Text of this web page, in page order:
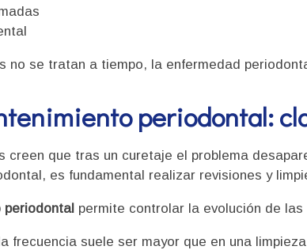
no se tratan a tiempo, la enfermedad
periodontal:
creen que tras un curetaje el problema
es fundamental realizar revisiones y
periodontal permite controlar la evolución de
frecuencia suele ser mayor que en una